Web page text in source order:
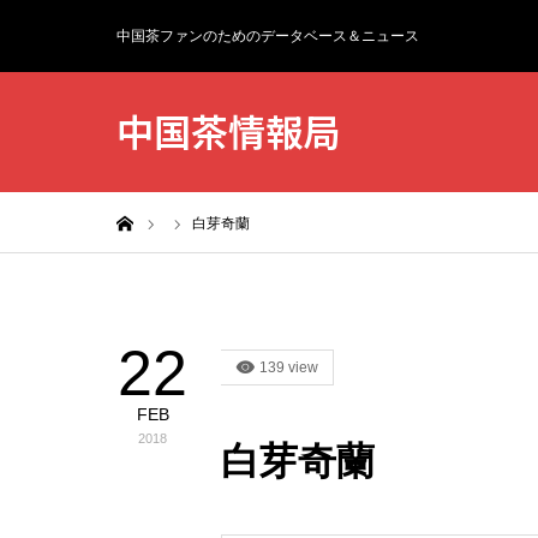
中国茶ファンのためのデータベース＆ニュース
中国茶情報局
白芽奇蘭
22
FEB
2018
139 view
白芽奇蘭